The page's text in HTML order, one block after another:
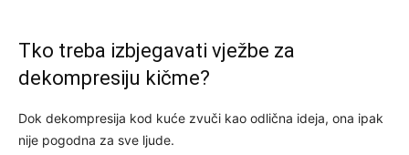
Tko treba izbjegavati vježbe za
dekompresiju kičme?
Dok dekompresija kod kuće zvuči kao odlična ideja, ona ipak
nije pogodna za sve ljude.